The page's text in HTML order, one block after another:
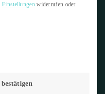
Einstellungenwiderrufen oder
für die eine Einwilligung